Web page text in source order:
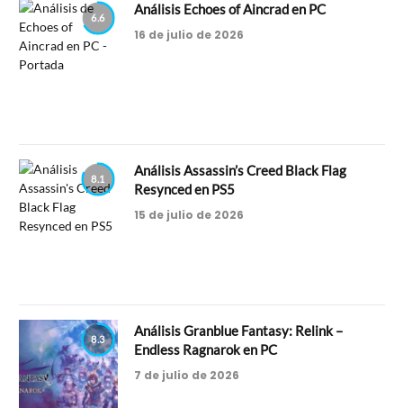
6.6
Análisis Echoes of Aincrad en PC
16 de julio de 2026
8.1
Análisis Assassin’s Creed Black Flag
Resynced en PS5
15 de julio de 2026
8.3
Análisis Granblue Fantasy: Relink –
Endless Ragnarok en PC
7 de julio de 2026